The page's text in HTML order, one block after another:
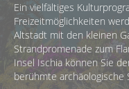
Ein vielfältiges
Freizeitmöglichkeiten
Altstadt mit den kleinen
Strandpromenade zum
Insel Ischia können Sie
berühmte archäologische